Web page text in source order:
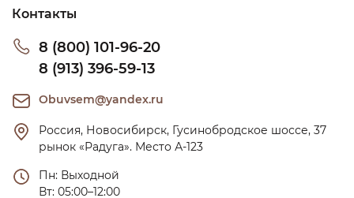
Контакты
8 (800) 101-96-20
8 (913) 396-59-13
Obuvsem@yandex.ru
Россия, Новосибирск, Гусинобродское шоссе, 37
рынок «Радуга». Место А-123
Пн: Выходной
Вт: 05:00–12:00